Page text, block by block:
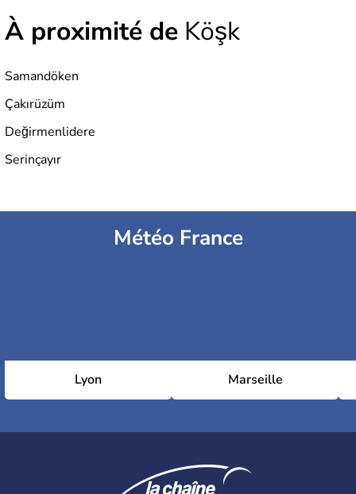
À proximité de Köşk
Samandöken
Çakırüzüm
Değirmenlidere
Serinçayır
Météo France
Lyon Marseille